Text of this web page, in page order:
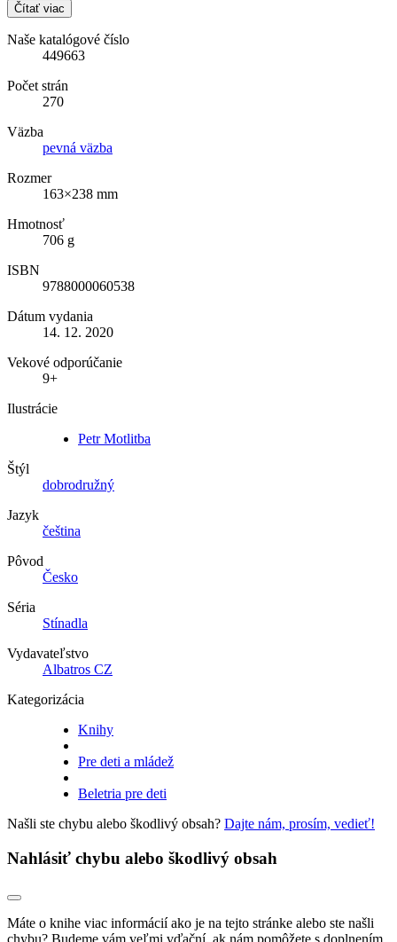
Čítať viac
Naše katalógové číslo
449663
Počet strán
270
Väzba
pevná väzba
Rozmer
163×238 mm
Hmotnosť
706 g
ISBN
9788000060538
Dátum vydania
14. 12. 2020
Vekové odporúčanie
9+
Ilustrácie
Petr Motlitba
Štýl
dobrodružný
Jazyk
čeština
Pôvod
Česko
Séria
Stínadla
Vydavateľstvo
Albatros CZ
Kategorizácia
Knihy
Pre deti a mládež
Beletria pre deti
Našli ste chybu alebo škodlivý obsah? Dajte nám, prosím, vedieť!
Nahlásiť chybu alebo škodlivý obsah
Máte o knihe viac informácií ako je na tejto stránke alebo ste našli
chybu? Budeme vám veľmi vďační, ak nám pomôžete s doplnením